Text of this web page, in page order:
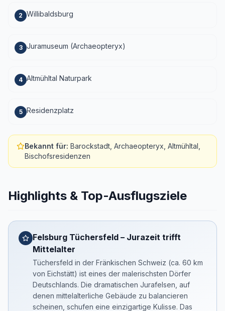
2 Willibaldsburg
3 Juramuseum (Archaeopteryx)
4 Altmühltal Naturpark
5 Residenzplatz
Bekannt für: Barockstadt, Archaeopteryx, Altmühltal,
Bischofsresidenzen
Highlights & Top-Ausflugsziele
Felsburg Tüchersfeld – Jurazeit trifft
Mittelalter
Tüchersfeld in der Fränkischen Schweiz (ca. 60 km
von Eichstätt) ist eines der malerischsten Dörfer
Deutschlands. Die dramatischen Jurafelsen, auf
denen mittelalterliche Gebäude zu balancieren
scheinen, schufen eine einzigartige Kulisse. Das